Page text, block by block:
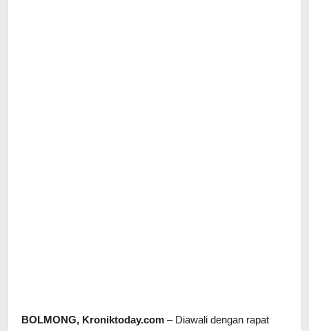
BOLMONG, Kroniktoday.com – Diawali dengan rapat